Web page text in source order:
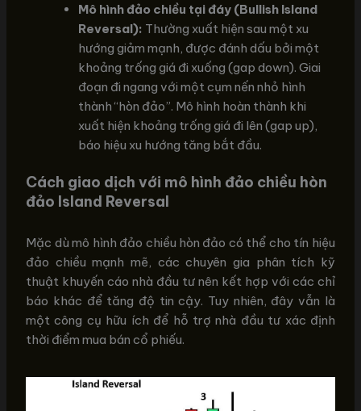
Mô hình đảo chiều tại đáy (Bullish Island
Reversal): Thường xuất hiện sau một xu
hướng giảm mạnh, được đánh dấu bởi một
khoảng trống giá đi xuống (gap down). Giai
đoạn đi ngang với một cụm nến nhỏ hình
thành “hòn đảo”. Mô hình hoàn thành khi
xuất hiện khoảng trống giá đi lên (gap up),
báo hiệu xu hướng tăng bắt đầu.
Cách giao dịch với mô hình đảo chiều hòn
đảo Island Reversal
Mặc dù mô hình đảo chiều hòn đảo có thể cho tín hiệu
đảo chiều mạnh mẽ, các chuyên gia phân tích kỹ
thuật khuyến cáo nhà đầu tư nên kết hợp với các chỉ
báo khác để tăng độ tin cậy. Tuy nhiên, đây vẫn là
một công cụ hữu ích để hỗ trợ nhà đầu tư xác định
thời điểm mua bán cổ phiếu.